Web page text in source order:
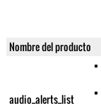
Nombre del producto
audio_alerts_list